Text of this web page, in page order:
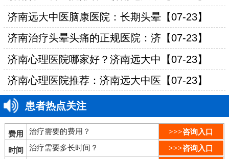
济南远大中医脑康医院：长期头晕【07-23】
济南治疗头晕头痛的正规医院：济【07-23】
济南心理医院哪家好？济南远大中【07-23】
济南心理医院推荐：济南远大中医【07-23】
患者热点关注
费用 治疗需要的费用？ >>>咨询入口
时间 治疗需要多长时间？ >>>咨询入口